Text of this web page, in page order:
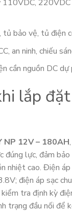
110VDC,
tủ bảo vệ, tủ điện
an ninh, chiếu
cần nguồn DC dự
lắp
NP 12V – 180AH
đúng lực, đảm
nhiệt cao. Điện
điện áp sạc
tra định kỳ
trạng đầu nối để